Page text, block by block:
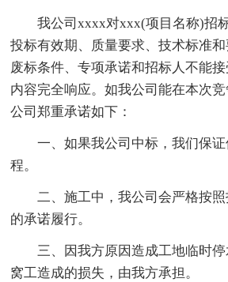
我公司xxxx对xxx(项目名称)招标
投标有效期、质量要求、技术标准和
废标条件、专项承诺和招标人不能
内容完全响应。如我公司能在本次
公司郑重承诺如下：
一、如果我公司中标，我们保证
程。
二、施工中，我公司会严格按照
的承诺履行。
三、因我方原因造成工地临时停
窝工造成的损失，由我方承担。